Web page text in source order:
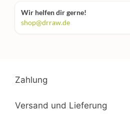
Wir helfen dir gerne!
shop@drraw.de
Zahlung
Versand und Lieferung